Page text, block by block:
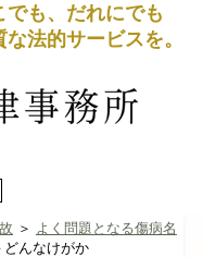
でも、だれにでも
な法的サービスを。
＞ よく問題となる傷病名
どんなけがか